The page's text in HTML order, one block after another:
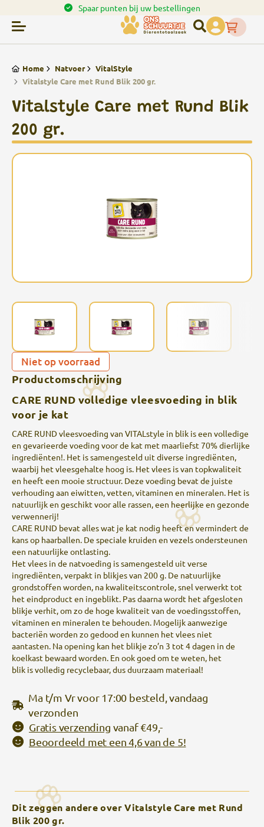
Spaar punten bij uw bestellingen
Home Natvoer
VitalStyle
Vitalstyle Care met Rund Blik 200 gr.
Vitalstyle Care met Rund Blik
200 gr.
Niet op voorraad
Productomschrijving
CARE RUND volledige vleesvoeding in blik
voor je kat
CARE RUND vleesvoeding van VITALstyle in blik is een volledige
en gevarieerde voeding voor de kat met maarliefst 70% dierlijke
ingrediënten!. Het is samengesteld uit diverse ingrediënten,
waarbij het vleesgehalte hoog is. Het vlees is van topkwaliteit
en heeft een mooie structuur. Deze voeding bevat de juiste
verhouding aan eiwitten, vetten, vitaminen en mineralen. Het is
natuurlijk en geschikt voor alle rassen, een heerlijke en gezonde
verwennerij!
CARE RUND bevat alles wat je kat nodig heeft en vermindert de
kans op haarballen. De speciale kruiden en vezels ondersteunen
een natuurlijke ontlasting.
Het vlees in de natvoeding is samengesteld uit verse
ingrediënten, verpakt in blikjes van 200 g. De natuurlijke
grondstoffen worden, na kwaliteitscontrole, snel verwerkt tot
het eindproduct en ingeblikt. Pas daarna wordt het afgesloten
blikje verhit, om zo de hoge kwaliteit van de voedingsstoffen,
vitaminen en mineralen te behouden. Mogelijk aanwezige
bacteriën worden zo gedood en kunnen het vlees niet
aantasten. Na opening kan het blikje zo’n 3 tot 4 dagen in de
koelkast bewaard worden. En ook goed om te weten, het
blik is volledig recyclebaar, dus duurzaam materiaal!
Ma t/m Vr voor 17:00 besteld, vandaag
verzonden
Gratis verzending vanaf €49,-
Beoordeeld met een 4,6 van de 5!
Dit zeggen andere over Vitalstyle Care met Rund
Blik 200 gr.